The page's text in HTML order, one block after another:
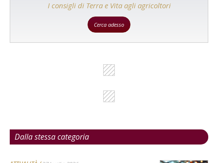
I consigli di Terra e Vita agli agricoltori
Cerca adesso
Dalla stessa categoria